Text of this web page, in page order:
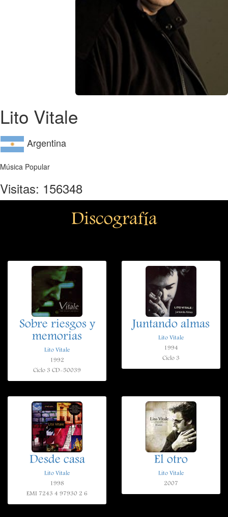
Lito Vitale
Argentina
Música Popular
Visitas: 156348
Discografía
Sobre riesgos y
memorias
Lito Vitale
1992
Ciclo 3 CD-50039
Juntando almas
Lito Vitale
1994
Ciclo 3
Desde casa
Lito Vitale
1998
EMI 7243 4 97930 2 6
El otro
Lito Vitale
2007